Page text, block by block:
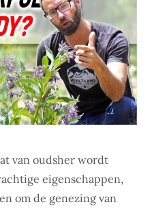
van oudsher wordt
eigenschappen,
om de genezing van